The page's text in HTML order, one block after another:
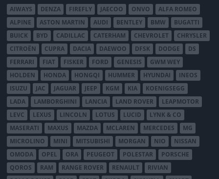
AIWAYS DENZA FIREFLY JAECOO ONVO
ALFA ROMEO
ALPINE
ASTON MARTIN AUDI BENTLEY BMW
BUGATTI
BUICK
BYD CADILLAC CATERHAM CHEVROLET
CHRYSLER
CITROËN
CUPRA DACIA DAEWOO DFSK DODGE
DS
FERRARI
FIAT FISKER FORD GENESIS
GWM WEY
HOLDEN
HONDA HONGQI HUMMER HYUNDAI
INEOS
ISUZU
JAC JAGUAR JEEP KGM KIA
KOENIGSEGG
LADA
LAMBORGHINI LANCIA LAND ROVER
LEAPMOTOR
LEVC
LEXUS LINCOLN LOTUS LUCID
LYNK & CO
MASERATI
MAXUS MAZDA MCLAREN MERCEDES
MG
MICROLINO
MINI MITSUBISHI MORGAN NIO
NISSAN
OMODA
OPEL ORA PEUGEOT POLESTAR
PORSCHE
QOROS
RAM RANGE ROVER RENAULT
RIVIAN